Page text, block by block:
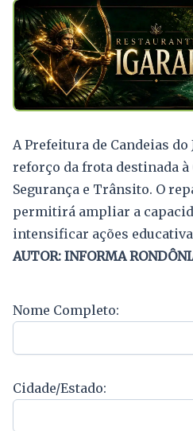
A Prefeitura de Candeias
reforço da frota destinada à
Segurança e Trânsito. O
permitirá ampliar a
intensificar ações
AUTOR: INFORMA
Nome Completo:
Cidade/Estado: